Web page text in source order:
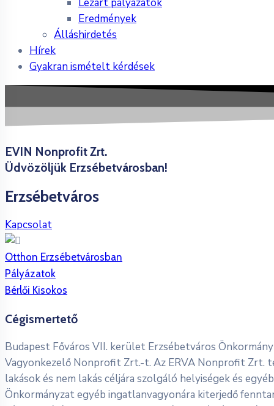
Eredmények
Álláshirdetés
Hírek
Gyakran ismételt kérdések
EVIN Nonprofit Zrt.
Üdvözöljük Erzsébetvárosban!
Erzsébetváros
Kapcsolat
Otthon Erzsébetvárosban
Pályázatok
Bérlői Kisokos
Cégismertető
Budapest Főváros VII. kerület Erzsébetváros
Vagyonkezelő Nonprofit Zrt.-t. Az ERVA Nonprofit Zrt.
lakások és nem lakás céljára szolgáló helyiségek és
Önkormányzat egyéb ingatlanvagyonára kiterjedő